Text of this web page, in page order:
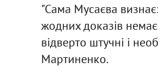
"Сама Мусаєва
жодних доказів немає
відверто штучні і
Мартиненко.